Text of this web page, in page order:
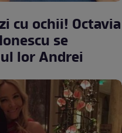
cu ochii! Octavia
se
lor Andrei